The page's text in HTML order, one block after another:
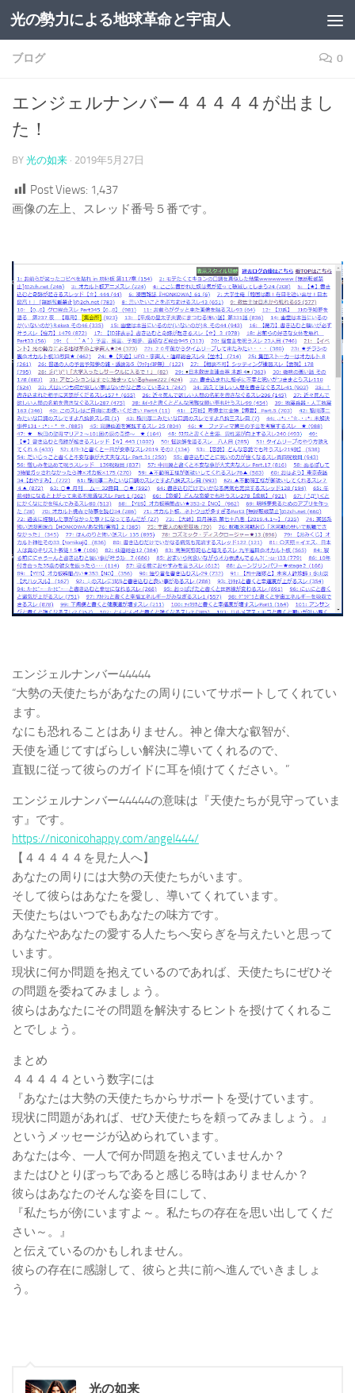
コンテンツへスキップ
光の勢力による地球革命と宇宙人
ブログ 0
エンジェルナンバー４４４４４が出まし
た！
BY 光の如来 · 2019年5月27日
Post Views: 1,437
画像の左上、スレッド番号５番です。
エンジェルナンバー44444
“大勢の天使たちがあなたの周りにいてサポートしてくれてい
ます。
なにも恐れることはありません。神と偉大な叡智が、
天使を通じてすばらしい解決に導いてくれるので、
直観に従って彼らのガイドに耳を傾けてください。”
エンジェルナンバー44444の意味は『天使たちが見守っていま
す』です。
https://niconicohappy.com/angel444/
【４４４４４を見た人へ】
あなたの周りには大勢の天使たちがいます。
そして彼らはあなたを愛し、導いてくれています。
天使たちはいつでもあなたの味方です。
あなたやあなたの愛する人たちへ安らぎを与えたいと思って
います。
現状に何か問題を抱えているのであれば、天使たちにぜひそ
の問題を委ねてみましょう。
彼らはあなたにその問題を解決するヒントを授けてくれるこ
とでしょう。
まとめ
４４４４４という数字には
『あなたは大勢の天使たちからサポートを受けています。
現状に問題があれば、ぜひ天使たちを頼ってみましょう。』
というメッセージが込められています。
あなたは今、一人で何か問題を抱えていませんか？
またはひとりぼっちであると感じる時はありませんか？
彼らはあなたのそんな姿を目にして、
『私たちが傍にいますよ～。私たちの存在を思い出してくだ
さい～。』
と伝えているのかもしれません。
彼らの存在に感謝して、彼らと共に前へ進んでいきましょ
う。
光の如来